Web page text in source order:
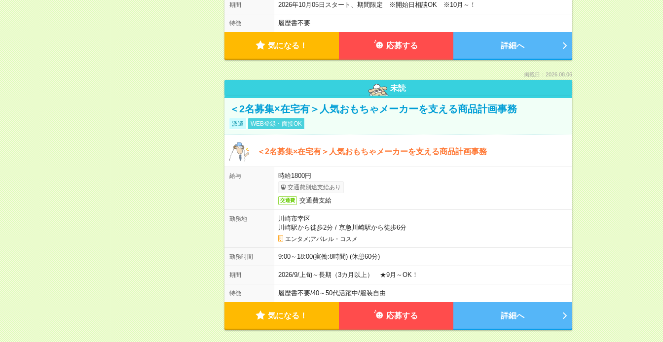
期間 2026年10月05日スタート、期間限定 ※開始日相談OK ※10月～！
特徴 履歴書不要
気になる！ 応募する 詳細へ
掲載日：2026.08.06
未読
＜2名募集×在宅有＞人気おもちゃメーカーを支える商品計画事務
派遣 WEB登録・面接OK
＜2名募集×在宅有＞人気おもちゃメーカーを支える商品計画事務
給与 時給1800円
交通費別途支給あり
交通費 交通費支給
勤務地
川崎市幸区
川崎駅から徒歩2分/ 京急川崎駅から徒歩6分
エンタメ;アパレル・コスメ
勤務時間 9:00～18:00(実働:8時間) (休憩60分)
期間 2026/9/上旬～長期（3カ月以上） ★9月～OK！
特徴 履歴書不要/40～50代活躍中/服装自由
気になる！ 応募する 詳細へ